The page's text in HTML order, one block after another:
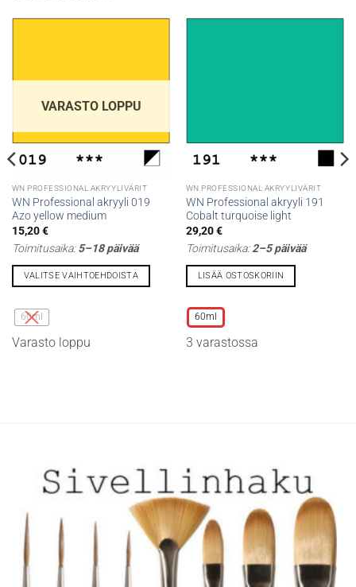
VARASTO LOPPU
WN PROFESSIONAL AKRYYLIVÄRIT
WN Professional akryyli 019
Azo yellow medium
15,20€
Toimitusaika:5–18 päivää
VALITSE VAIHTOEHDOISTA
tuotteella
on
useampi
60ml
Varasto loppu
WN PROFESSIONAL AKRYYLIVÄRIT
WN Professional akryyli 191
Cobalt turquoise light
29,20€
Toimitusaika:2–5 päivää
LISÄÄ OSTOSKORIIN
tuotteella
on
useampi
60ml
3 varastossa